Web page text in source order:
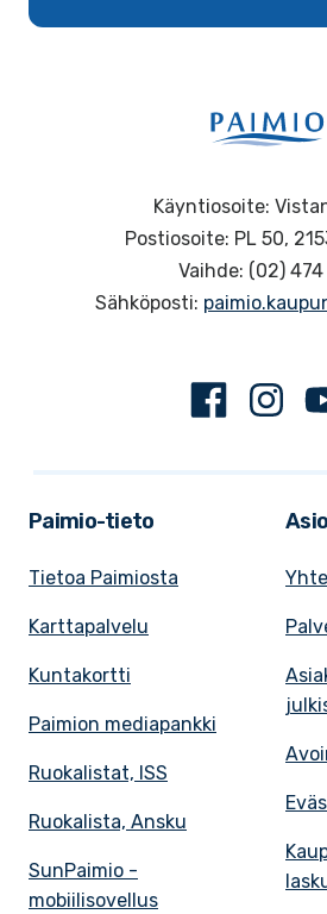
Käyntiosoite:
Postiosoite: PL 50,
Vaihde: (02) 474
Sähköposti:
Facebook
Paimio-tieto
Tietoa Paimiosta
Karttapalvelu
Kuntakortti
Paimion mediapankki
Ruokalistat, ISS
Ruokalista, Ansku
SunPaimio -
mobiilisovellus